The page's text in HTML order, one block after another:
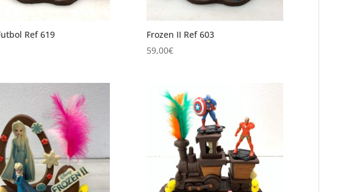
Ref 619
Frozen II Ref 603
59,00€